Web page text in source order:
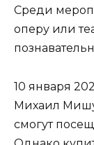
Среди
оперу или
10 января
Михаил
смогут